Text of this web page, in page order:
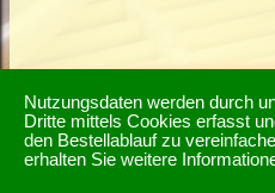
Nutzungsdaten werden durch
Dritte mittels Cookies erfasst
den Bestellablauf zu
erhalten Sie weitere